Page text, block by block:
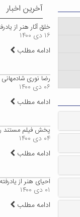
آخرین اخبار
خلق آثار هنر از
۱۶ دی ۱۴۰۰
ادامه مطلب
رضا نوری
۰۶ دی ۱۴۰۰
ادامه مطلب
پخش فیلم مستند
۰۴ دی ۱۴۰۰
ادامه مطلب
احیای هنر از
۰۱ دی ۱۴۰۰
ادامه مطلب